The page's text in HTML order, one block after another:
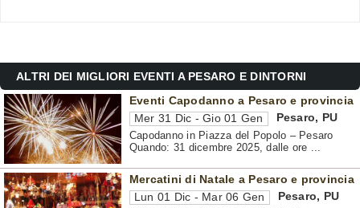
ALTRI DEI MIGLIORI EVENTI A PESARO E DINTORNI
Eventi Capodanno a Pesaro e provincia
Mer 31 Dic - Gio 01 Gen Pesaro, PU
Capodanno in Piazza del Popolo – Pesaro
Quando: 31 dicembre 2025, dalle ore ...
Mercatini di Natale a Pesaro e provincia
Lun 01 Dic - Mar 06 Gen Pesaro, PU